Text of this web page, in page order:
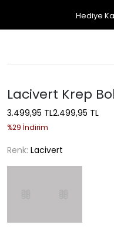
Hediye
Lacivert Krep
3.499,95 TL2.499,95 TL
%29 İndirim
Renk: Lacivert